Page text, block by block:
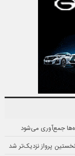
جمع‌آوری می‌شود